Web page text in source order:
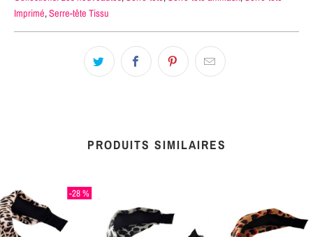
Imprimé,Serre-tête Tissu
PRODUITS SIMILAIRES
-28 %